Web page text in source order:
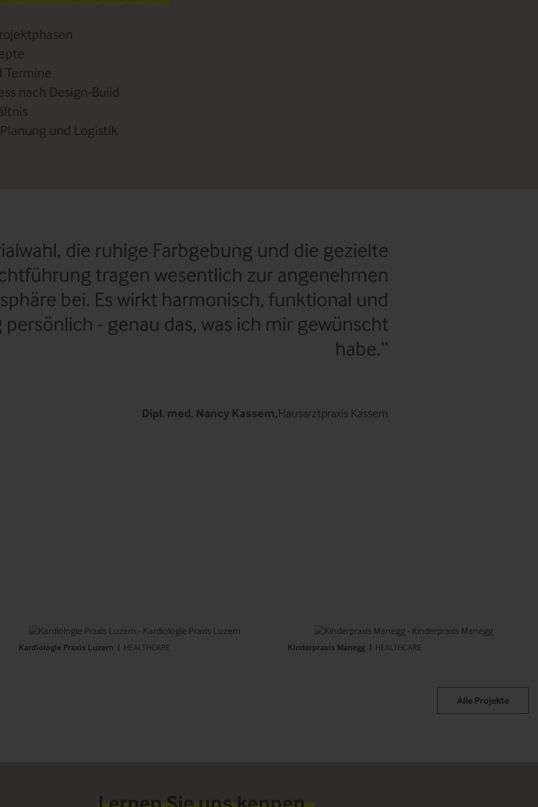
Termine
nach Design-Build
und Logistik
die ruhige Farbgebung und die gezielte
tragen wesentlich zur angenehmen
bei. Es wirkt harmonisch, funktional und
- genau das, was ich mir gewünscht
habe.
Dipl. med. Nancy Kassem,Hausarztpraxis Kassem
Kardiologie Praxis Luzern HEALTHCARE Kinderpraxis Manegg HEALTHCARE
Alle Projekte